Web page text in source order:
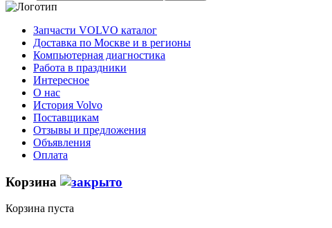
Запчасти VOLVO каталог
Доставка по Москве и в регионы
Компьютерная диагностика
Работа в праздники
Интересное
О нас
История Volvo
Поставщикам
Отзывы и предложения
Объявления
Оплата
Корзина
Корзина пуста